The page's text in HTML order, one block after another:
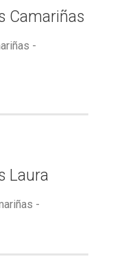
Camariñas
-
Laura
-